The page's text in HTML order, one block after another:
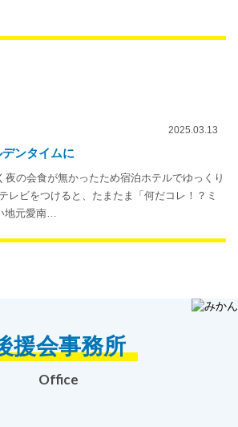
2025.03.13
ンタイムに
夜の会食が無かったため宿泊ホテルでゆっくり
レビをつけると、たまたま「何だコレ！？ミ
地元愛南…
援会事務所
Office